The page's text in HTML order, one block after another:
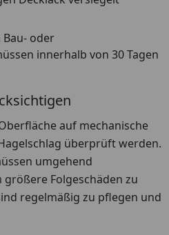
oder
innerhalb von 30 Tagen
auf mechanische
überprüft werden.
umgehend
Folgeschäden zu
regelmäßig zu pflegen und